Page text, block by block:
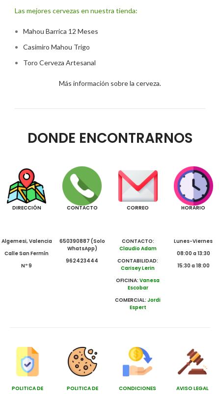
Las mejores cervezas en nuestra tienda:
Mahou Barrica 12 Meses
Casimiro Mahou Trigo
Toro Cerveza Artesanal
Más información sobre la cerveza.
DONDE ENCONTRARNOS
DIRECCIÓN
Algemesi, Valencia
Calle San Fermín
Nº 9
CONTACTO
650390887 (Solo
WhatsApp)
962423444
CORREO
CONTACTO:
Claudio Adam
CONTABILIDAD:
Carisey Lerin
OFICINA:Vanesa
Escobar
COMERCIAL:Jordi
Espert
HORARIO
Lunes-Viernes
08:00 a 13:30
15:30 a 18:00
POLITICA DE POLITICA DE CONDICIONES AVISO LEGAL